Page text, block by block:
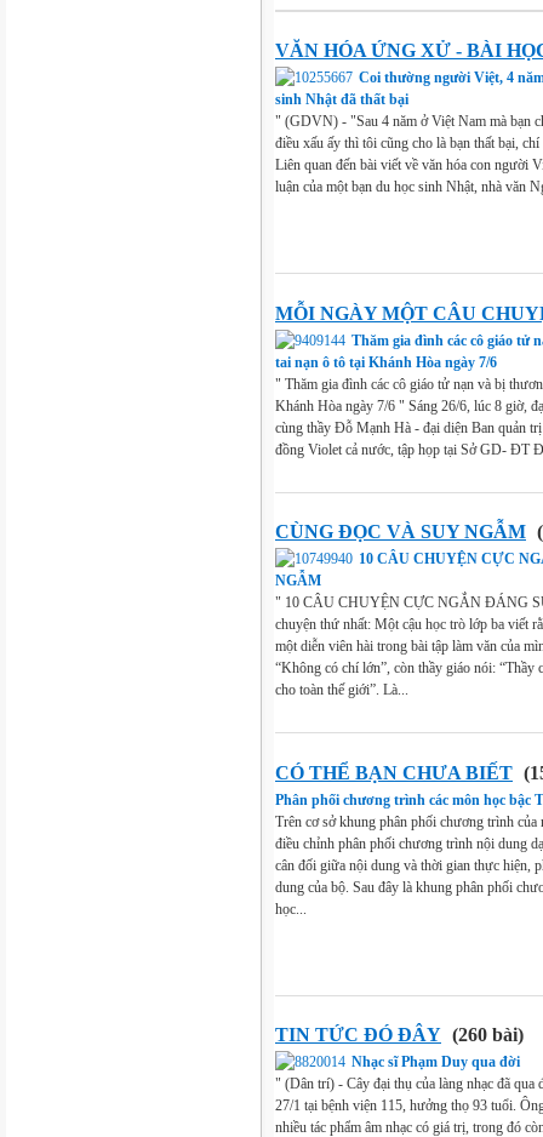
VĂN HÓA ỨNG XỬ - BÀI
Coi thường người Việt, 4
sinh Nhật đã thất bại
" (GDVN) - "Sau 4 năm ở Việt Nam mà bạn
điều xấu ấy thì tôi cũng cho là bạn thất bại,
Liên quan đến bài viết về văn hóa con người
luận của một bạn du học sinh Nhật, nhà văn
MỖI NGÀY MỘT CÂU
Thăm gia đình các cô giáo tử
tai nạn ô tô tại Khánh Hòa ngày 7/6
" Thăm gia đình các cô giáo tử nạn và bị
Khánh Hòa ngày 7/6 " Sáng 26/6, lúc 8 giờ,
cùng thầy Đỗ Mạnh Hà - đại diện Ban quản
đồng Violet cả nước, tập họp tại Sở GD- ĐT
CÙNG ĐỌC VÀ SUY NGẪM
10 CÂU CHUYỆN CỰC
NGẪM
" 10 CÂU CHUYỆN CỰC NGẮN ĐÁNG
chuyện thứ nhất: Một cậu học trò lớp ba viết
một diễn viên hài trong bài tập làm văn của
“Không có chí lớn”, còn thầy giáo nói: “Thầy
cho toàn thế giới”. Là...
CÓ THỂ BẠN CHƯA BIẾT
Phân phối chương trình các môn học bậc
Trên cơ sở khung phân phối chương trình của
điều chỉnh phân phối chương trình nội dung
cân đối giữa nội dung và thời gian thực hiện,
dung của bộ. Sau đây là khung phân phối
học...
TIN TỨC ĐÓ ĐÂY (260 bài)
Nhạc sĩ Phạm Duy qua đời
" (Dân trí) - Cây đại thụ của làng nhạc đã qua
27/1 tại bệnh viện 115, hưởng thọ 93 tuổi.
nhiều tác phẩm âm nhạc có giá trị, trong đó